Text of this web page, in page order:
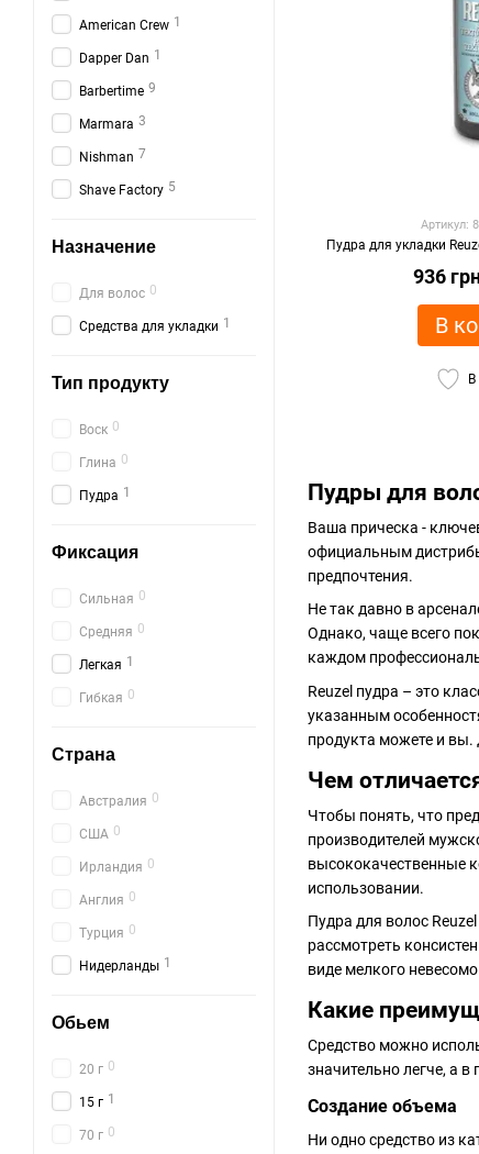
Пудры для
Ваша прическа -
официальным
предпочтения.
Не так давно в
Однако, чаще всего
каждом
Reuzel пудра – это
указанным
продукта можете и вы.
Чем
Чтобы понять, что
производителей
высококачественные
использовании.
Пудра для волос
рассмотреть
виде мелкого
Какие
Средство можно
значительно легче, а
Создание объема
Ни одно средство из
Артикул:
Пудра для укладки
936
В
В
American Crew 1
Dapper Dan 1
Barbertime 9
Marmara 3
Nishman 7
Shave Factory 5
Назначение
Для волос 0
Средства для укладки 1
Тип продукту
Воск 0
Глина 0
Пудра 1
Фиксация
Сильная 0
Средняя 0
Легкая 1
Гибкая 0
Страна
Австралия 0
США 0
Ирландия 0
Англия 0
Турция 0
Нидерланды 1
Обьем
20 г 0
15 г 1
70 г 0